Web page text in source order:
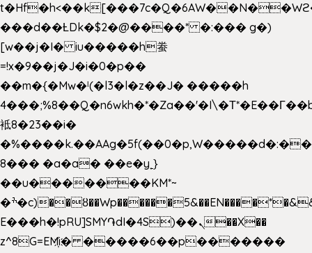
���d��ȽDk�$2�@����* �:��� g�)
[w��j�I� iu�����h䖭
=!x�9��j�J�i�0�p��
��m�{�Mw�ˡ(�l3�l�z��J� �����h
袛8�23��i�
8��� �a�a� ��e�y˿}
��u�������KM*~
�ׯ�c)��ȣ��Wp������5&��EN����*�&&6F��Le��~�P�άv����ui?
E���h�!pRU]SMY֏dI�4S)��ܢ��X��
z^8G=EM҉i� �����6��p�������